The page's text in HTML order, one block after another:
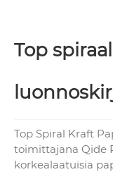
Top
Top Spiral Kraft
toimittajana Qide
korkealaatuisia